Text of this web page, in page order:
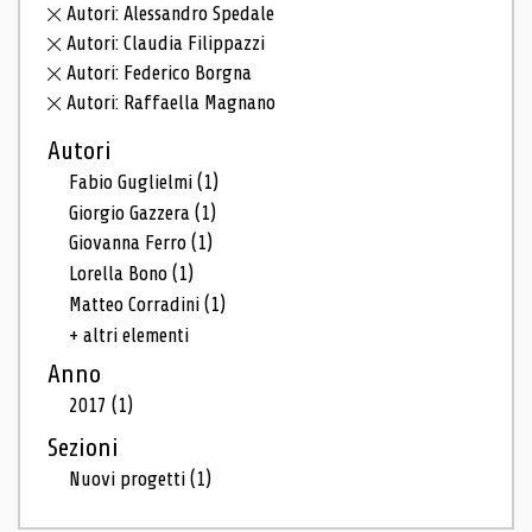
Autori: Alessandro Spedale
Autori: Claudia Filippazzi
Autori: Federico Borgna
Autori: Raffaella Magnano
Autori
Fabio Guglielmi(1)
Giorgio Gazzera(1)
Giovanna Ferro(1)
Lorella Bono(1)
Matteo Corradini(1)
+ altri elementi
Anno
2017(1)
Sezioni
Nuovi progetti(1)